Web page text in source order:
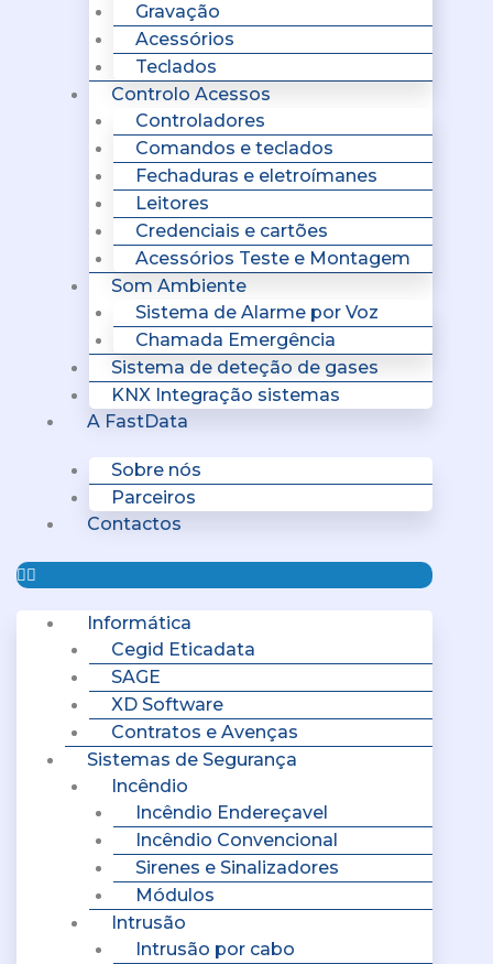
Gravação
Acessórios
Teclados
Controlo Acessos
Controladores
Comandos e teclados
Fechaduras e eletroímanes
Leitores
Credenciais e cartões
Acessórios Teste e Montagem
Som Ambiente
Sistema de Alarme por Voz
Chamada Emergência
Sistema de deteção de gases
KNX Integração sistemas
A FastData
Sobre nós
Parceiros
Contactos
Informática
Cegid Eticadata
SAGE
XD Software
Contratos e Avenças
Sistemas de Segurança
Incêndio
Incêndio Endereçavel
Incêndio Convencional
Sirenes e Sinalizadores
Módulos
Intrusão
Intrusão por cabo